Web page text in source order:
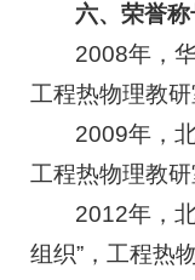
六、荣誉称
2008年，
工程热物理教研
2009年，
工程热物理教研
2012年，
组织”，工程热